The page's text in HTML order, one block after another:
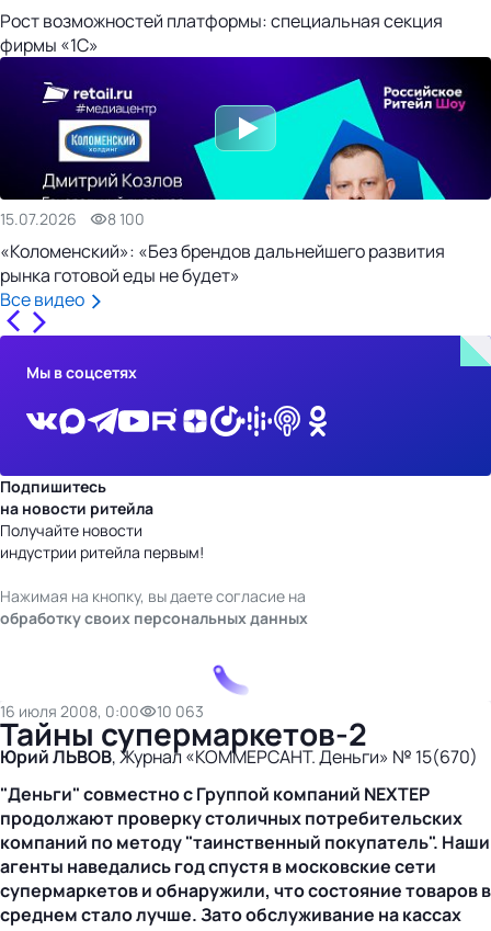
Рост возможностей платформы: специальная секция
фирмы «1С»
15.07.2026 8 100
«Коломенский»: «Без брендов дальнейшего развития
рынка готовой еды не будет»
Все видео
Мы в соцсетях
Подпишитесь
на новости ритейла
Получайте новости
индустрии ритейла первым!
Нажимая на кнопку, вы даете согласие на
обработку своих персональных данных
16 июля 2008, 0:00 10 063
Тайны супермаркетов-2
Юрий ЛЬВОВ, Журнал «КОММЕРСАНТ. Деньги» № 15(670)
"Деньги" совместно с Группой компаний NEXTEP
продолжают проверку столичных потребительских
компаний по методу "таинственный покупатель". Наши
агенты наведались год спустя в московские сети
супермаркетов и обнаружили, что состояние товаров в
среднем стало лучше. Зато обслуживание на кассах